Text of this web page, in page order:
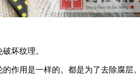
坏纹理。
作用是一样的。都是为了去除腐